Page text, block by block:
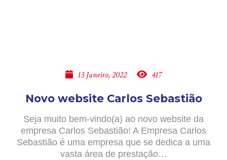
13 Janeiro, 2022 417
Novo website Carlos Sebastião
Seja muito bem-vindo(a) ao novo website da
empresa Carlos Sebastião! A Empresa Carlos
Sebastião é uma empresa que se dedica a uma
vasta área de prestação…